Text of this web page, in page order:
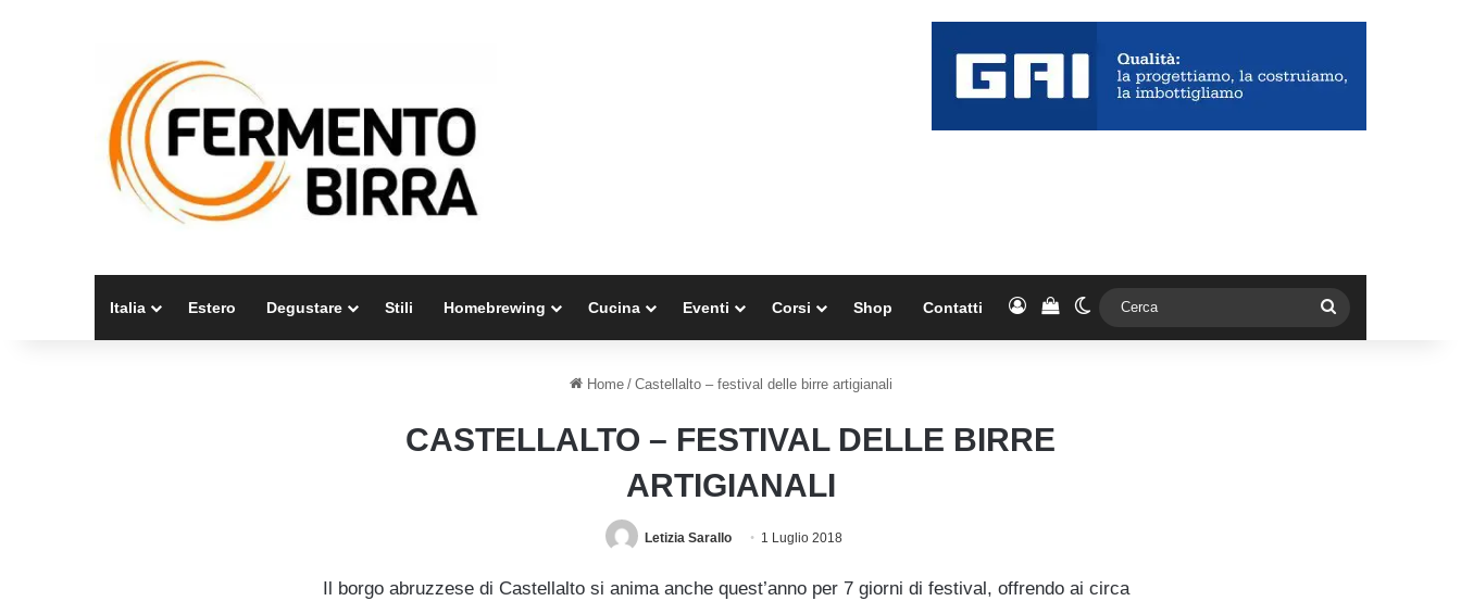
Italia Estero Degustare Stili Homebrewing Cucina Eventi Corsi Shop Contatti AccediVedi il carrello
Cambia aspetto
Home / Castellalto – festival delle birre artigianali
CASTELLALTO – FESTIVAL DELLE BIRRE
ARTIGIANALI
Letizia Sarallo 1 Luglio 2018
Il borgo abruzzese di Castellalto si anima anche quest’anno per 7 giorni di festival, offrendo ai circa